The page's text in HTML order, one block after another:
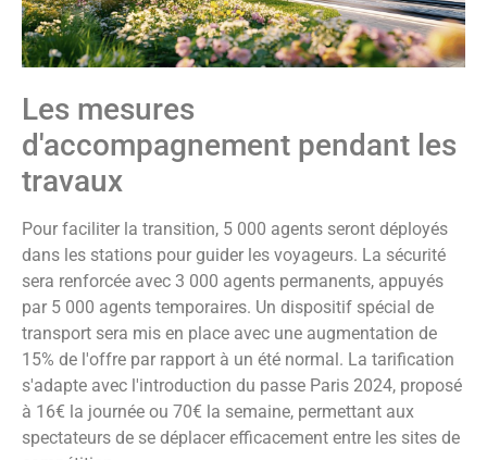
Les mesures
d'accompagnement pendant les
travaux
Pour faciliter la transition, 5 000 agents seront déployés
dans les stations pour guider les voyageurs. La sécurité
sera renforcée avec 3 000 agents permanents, appuyés
par 5 000 agents temporaires. Un dispositif spécial de
transport sera mis en place avec une augmentation de
15% de l'offre par rapport à un été normal. La tarification
s'adapte avec l'introduction du passe Paris 2024, proposé
à 16€ la journée ou 70€ la semaine, permettant aux
spectateurs de se déplacer efficacement entre les sites de